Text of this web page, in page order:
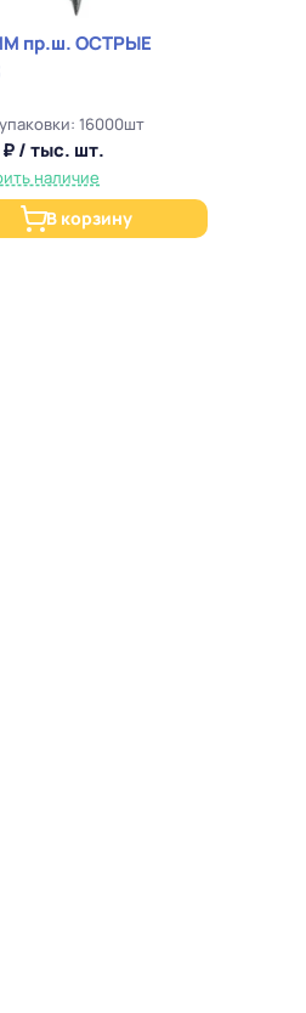
пр.ш. ОСТРЫЕ
16000шт
₽ / тыс. шт.
наличие
В корзину